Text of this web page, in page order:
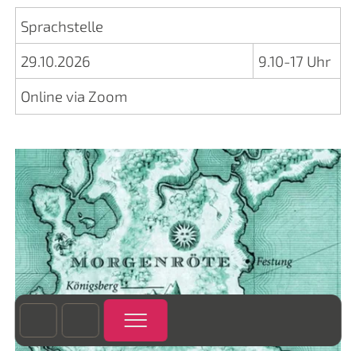
Sprachstelle
29.10.2026
9.10-17 Uhr
Online via Zoom